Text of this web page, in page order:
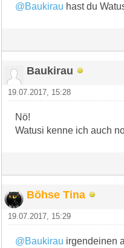
@Baukirau hast du
Baukirau
19.07.2017, 15:28
Nö!
Watusi kenne ich auch
Böhse Tina
19.07.2017, 15:29
@Baukirau irgendeinen